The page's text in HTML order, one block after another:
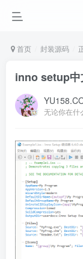
首页 封装源码
inno setup中